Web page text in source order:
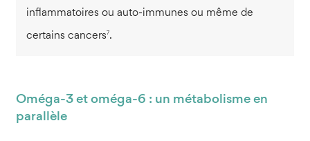
inflammatoires ou auto-immunes ou même de
certains cancers7.
Oméga-3 et oméga-6 : un métabolisme en
parallèle